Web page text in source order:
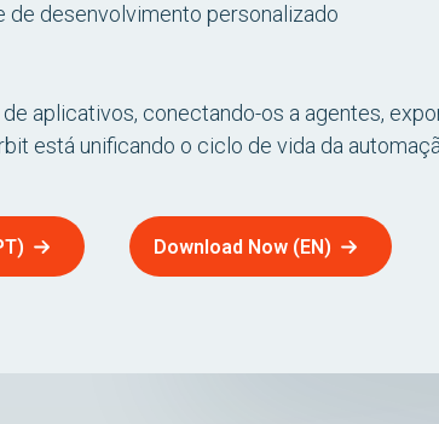
de desenvolvimento personalizado
aplicativos, conectando-os a agentes,
está unificando o ciclo de vida da
Download Now (EN)